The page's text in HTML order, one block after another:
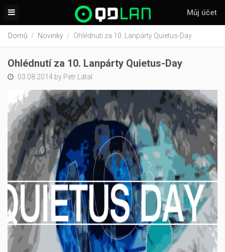
Můj účet
Domů Novinky Ohlédnutí za 10. Lanpárty Quietus-Day
Ohlédnutí za 10. Lanpárty Quietus-Day
03.08.2014 by Petr Látal